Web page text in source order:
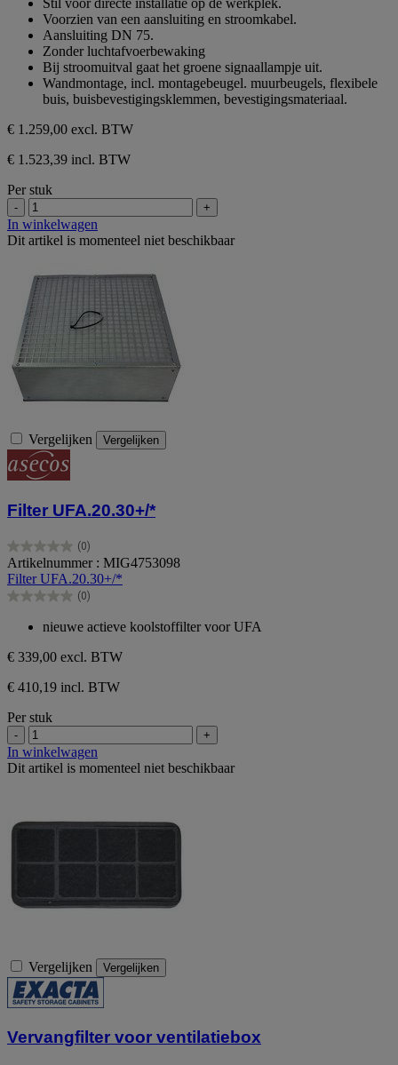
Stil voor directe installatie op de werkplek.
Voorzien van een aansluiting en stroomkabel.
Aansluiting DN 75.
Zonder luchtafvoerbewaking
Bij stroomuitval gaat het groene signaallampje uit.
Wandmontage, incl. montagebeugel. muurbeugels, flexibele
buis, buisbevestigingsklemmen, bevestigingsmateriaal.
€ 1.259,00 excl. BTW
€ 1.523,39 incl. BTW
Per stuk
- +
In winkelwagen
Dit artikel is momenteel niet beschikbaar
Vergelijken Vergelijken
Filter UFA.20.30+/*
(0)
0.0
van
de
5
Artikelnummer : MIG4753098
Filter UFA.20.30+/*
(0)
0.0
5
sterren.
nieuwe actieve koolstoffilter voor UFA
€ 339,00 excl. BTW
€ 410,19 incl. BTW
Per stuk
- +
In winkelwagen
Dit artikel is momenteel niet beschikbaar
Vergelijken Vergelijken
Vervangfilter voor ventilatiebox